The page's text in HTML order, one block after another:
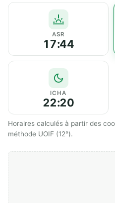
ASR
17:44
ICHA
22:20
Horaires calculés à partir des
méthode UOIF (12°).